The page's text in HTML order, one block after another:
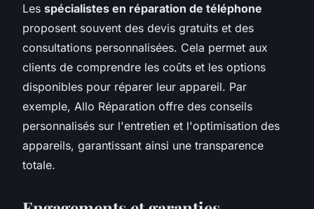
Les spécialistes en réparation de téléphone
proposent souvent des devis gratuits et des
consultations personnalisées. Cela permet aux
clients de comprendre les coûts et les options
disponibles pour réparer leur appareil. Par
exemple, Allo Réparation offre des conseils
personnalisés sur l'entretien et l'optimisation des
appareils, garantissant ainsi une transparence
totale.